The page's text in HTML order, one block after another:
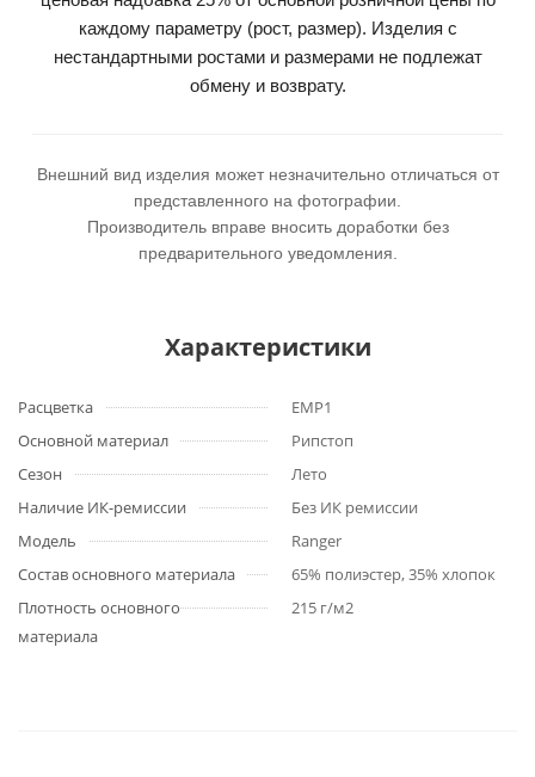
каждому параметру (рост, размер). Изделия с
нестандартными ростами и размерами не подлежат
обмену и возврату.
Внешний вид изделия может незначительно отличаться от
представленного на фотографии.
Производитель вправе вносить доработки без
предварительного уведомления.
Характеристики
Расцветка
ЕМР1
Основной материал
Рипстоп
Сезон
Лето
Наличие ИК-ремиссии
Без ИК ремиссии
Модель
Ranger
Состав основного материала
65% полиэстер, 35% хлопок
Плотность основного
материала
215 г/м2